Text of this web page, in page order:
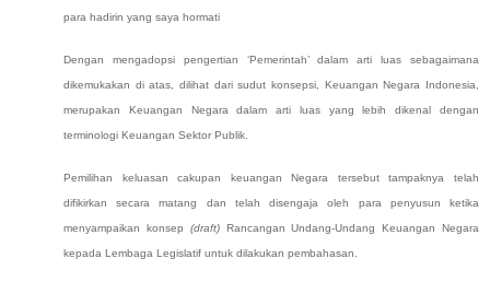
para hadirin yang saya hormati
Dengan mengadopsi pengertian ‘Pemerintah’ dalam arti luas sebagaimana
dikemukakan di atas, dilihat dari sudut konsepsi, Keuangan Negara Indonesia,
merupakan Keuangan Negara dalam arti luas yang lebih dikenal dengan
terminologi Keuangan Sektor Publik.
Pemilihan keluasan cakupan keuangan Negara tersebut tampaknya telah
difikirkan secara matang dan telah disengaja oleh para penyusun ketika
menyampaikan konsep (draft)Rancangan Undang-Undang Keuangan Negara
kepada Lembaga Legislatif untuk dilakukan pembahasan.